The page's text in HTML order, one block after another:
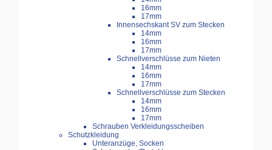
16mm
17mm
Innensechskant SV zum Stecken
14mm
16mm
17mm
Schnellverschlüsse zum Nieten
14mm
16mm
17mm
Schnellverschlüsse zum Stecken
14mm
16mm
17mm
Schrauben Verkleidungsscheiben
Schutzkleidung
Unteranzüge, Socken